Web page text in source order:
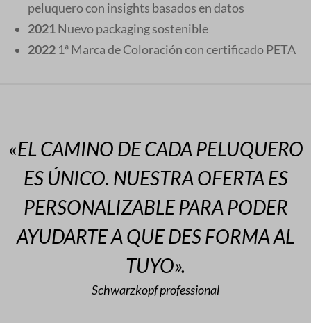
peluquero con insights basados en datos
2021Nuevo packaging sostenible
2022 1ª Marca de Coloración con certificado PETA
«EL CAMINO DE CADA PELUQUERO
ES ÚNICO. NUESTRA OFERTA ES
PERSONALIZABLE PARA PODER
AYUDARTE A QUE DES FORMA AL
TUYO».
Schwarzkopf professional